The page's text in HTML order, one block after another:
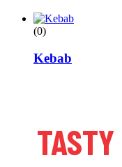
(0)
Kebab
TASTY